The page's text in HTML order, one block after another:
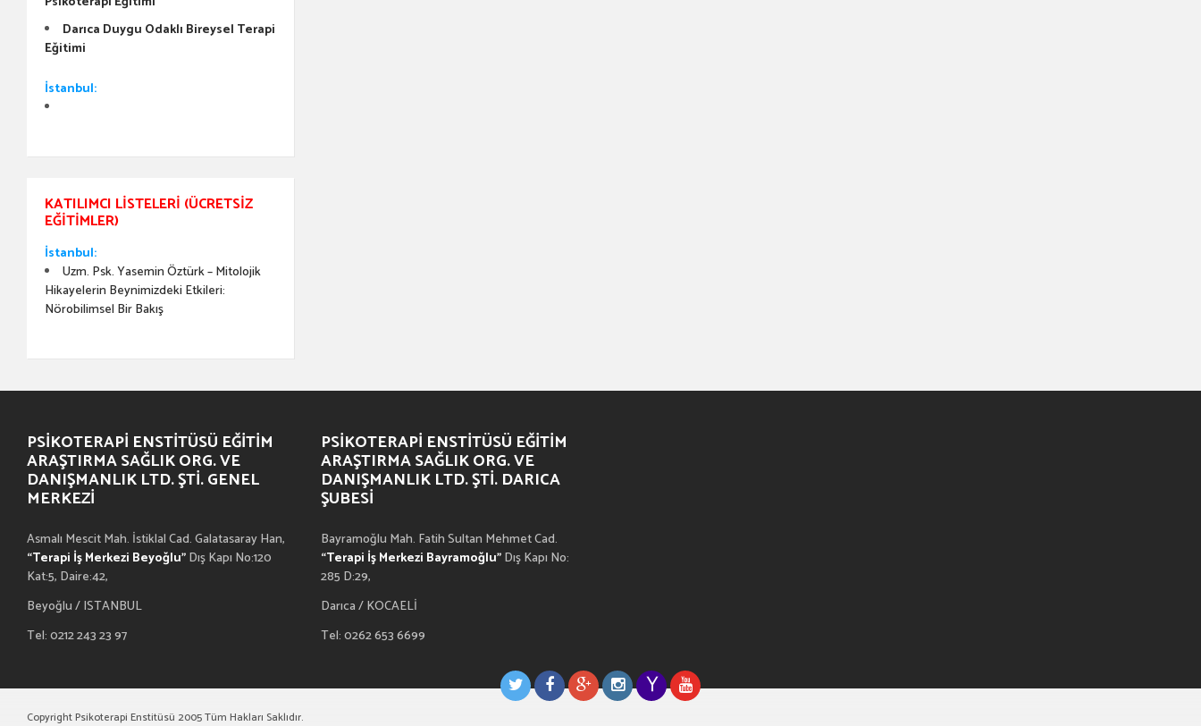
Darıca Duygu Odaklı Bireysel Terapi
Eğitimi
İstanbul:
KATILIMCI LISTELERI (ÜCRETSIZ
EĞITIMLER)
İstanbul:
Uzm. Psk. Yasemin Öztürk – Mitolojik
Hikayelerin Beynimizdeki Etkileri:
Nörobilimsel Bir Bakış
PSIKOTERAPI ENSTITÜSÜ EĞITIM
ARAŞTIRMA SAĞLIK ORG. VE
DANIŞMANLIK LTD. ŞTI. GENEL
MERKEZI
Asmalı Mescit Mah. İstiklal Cad. Galatasaray Han,
“Terapi İş Merkezi Beyoğlu”Dış Kapı No:120
Kat:5, Daire:42,
Beyoğlu / ISTANBUL
Tel: 0212 243 23 97
PSIKOTERAPI ENSTITÜSÜ EĞITIM
ARAŞTIRMA SAĞLIK ORG. VE
DANIŞMANLIK LTD. ŞTI. DARICA
ŞUBESI
Bayramoğlu Mah. Fatih Sultan Mehmet Cad.
“Terapi İş Merkezi Bayramoğlu”Dış Kapı No:
285 D:29,
Darıca / KOCAELİ
Tel: 0262 653 6699
Copyright Psikoterapi Enstitüsü 2005 Tüm Hakları Saklıdır.